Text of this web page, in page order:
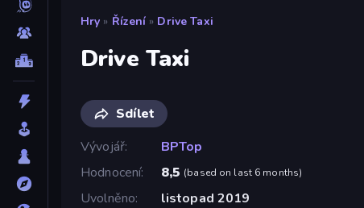
Hry » Řízení » Drive Taxi
Drive Taxi
Sdílet
Vývojář
BPTop
Hodnocení
8,5 (based on last 6 months)
Uvolněno
listopad 2019